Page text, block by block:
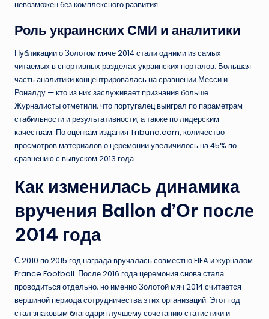
невозможен без комплексного развития.
Роль украинских СМИ и аналитики
Публикации о Золотом мяче 2014 стали одними из самых
читаемых в спортивных разделах украинских порталов. Большая
часть аналитики концентрировалась на сравнении Месси и
Роналду — кто из них заслуживает признания больше.
Журналисты отметили, что португалец выиграл по параметрам
стабильности и результативности, а также по лидерским
качествам. По оценкам издания Tribuna.com, количество
просмотров материалов о церемонии увеличилось на 45% по
сравнению с выпуском 2013 года.
Как изменилась динамика
вручения Ballon d’Or после
2014 года
С 2010 по 2015 год награда вручалась совместно FIFA и журналом
France Football. После 2016 года церемония снова стала
проводиться отдельно, но именно Золотой мяч 2014 считается
вершиной периода сотрудничества этих организаций. Этот год
стал знаковым благодаря лучшему сочетанию статистики и